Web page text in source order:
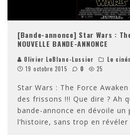
[Bande-annonce] Star Wars :
NOUVELLE BANDE-ANNONCE
Olivier LeBlanc-Lussier
Le
19 octobre 2015
0 25
Star Wars : The Force Awaken
des frissons !!! Que dire ? Ah
bande-annonce en dévoile un
l’histoire, sans trop en